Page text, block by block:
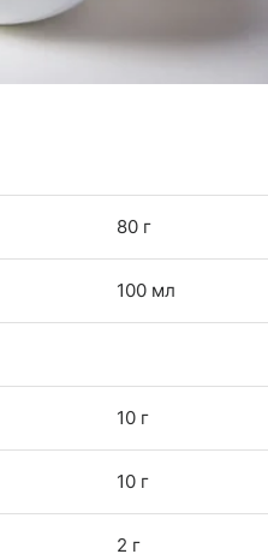
80 г
100 мл
10 г
10 г
2 г